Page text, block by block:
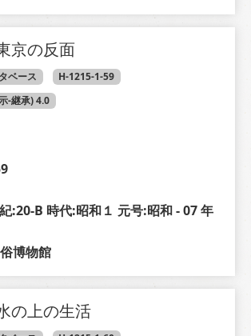
の反面
ベース
H-1215-1-59
-継承) 4.0
:20-B 時代:昭和１ 元号:昭和 - 07 年
博物館
上の生活